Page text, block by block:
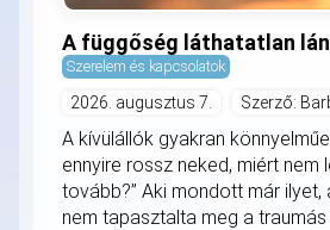
A függőség láthatatlan
Szerelem és kapcsolatok
2026. augusztus 7. Szerző:
A kívülállók gyakran
ennyire rossz neked, miért nem
tovább?” Aki mondott már ilyet,
nem tapasztalta meg a